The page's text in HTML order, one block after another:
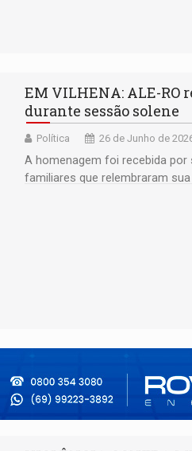
EM VILHENA: ALE-RO
durante sessão solene
Política 26 de Junho de
A homenagem foi recebida por
familiares que relembraram